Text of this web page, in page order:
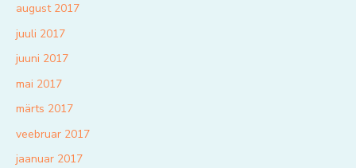
august 2017
juuli 2017
juuni 2017
mai 2017
märts 2017
veebruar 2017
jaanuar 2017